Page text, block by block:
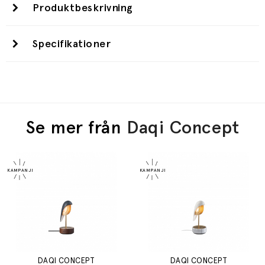
Produktbeskrivning
Specifikationer
Se mer från Daqi Concept
DAQI CONCEPT DAQI CONCEPT